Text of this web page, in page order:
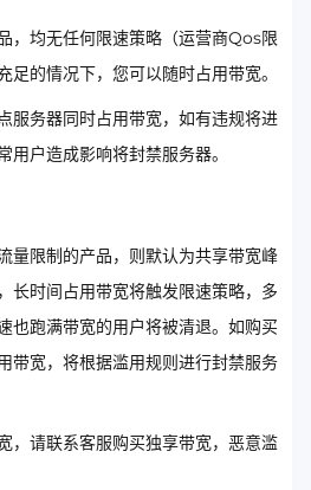
，均无任何限速策略（运营商Qos限
足的情况下，您可以随时占用带宽。
服务器同时占用带宽，如有违规将进
户造成影响将封禁服务器。
量限制的产品，则默认为共享带宽峰
长时间占用带宽将触发限速策略，多
也跑满带宽的用户将被清退。如购买
带宽，将根据滥用规则进行封禁服务
，请联系客服购买独享带宽，恶意滥